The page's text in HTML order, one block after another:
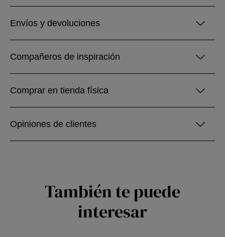
Envíos y devoluciones
Compañeros de inspiración
Comprar en tienda física
Opiniones de clientes
También te puede
interesar